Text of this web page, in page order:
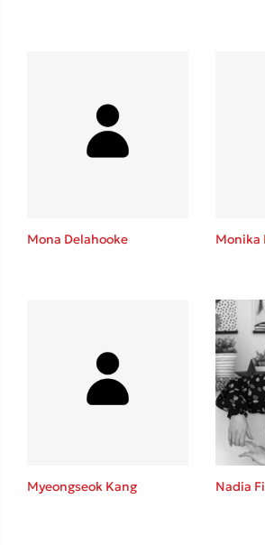
Mona Delahooke Monika
Myeongseok Kang Nadia